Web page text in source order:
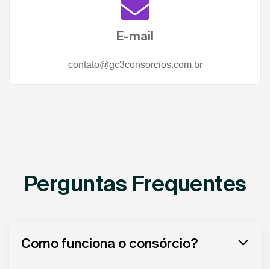
E-mail
contato@gc3consorcios.com.br
Perguntas Frequentes
Como funciona o consórcio?